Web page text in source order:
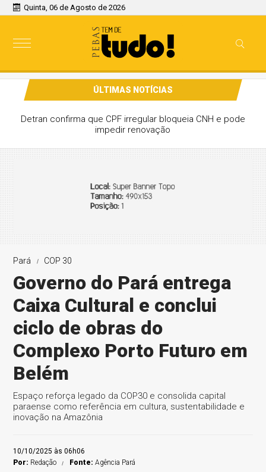
Quinta, 06 de Agosto de 2026
ÚLTIMAS NOTÍCIAS
Detran confirma que CPF irregular bloqueia CNH e pode
impedir renovação
Pará COP 30
Governo do Pará entrega
Caixa Cultural e conclui
ciclo de obras do
Complexo Porto Futuro em
Belém
Espaço reforça legado da COP30 e consolida capital
paraense como referência em cultura, sustentabilidade e
inovação na Amazônia
10/10/2025 às 06h06
Por: Redação Fonte:Agência Pará